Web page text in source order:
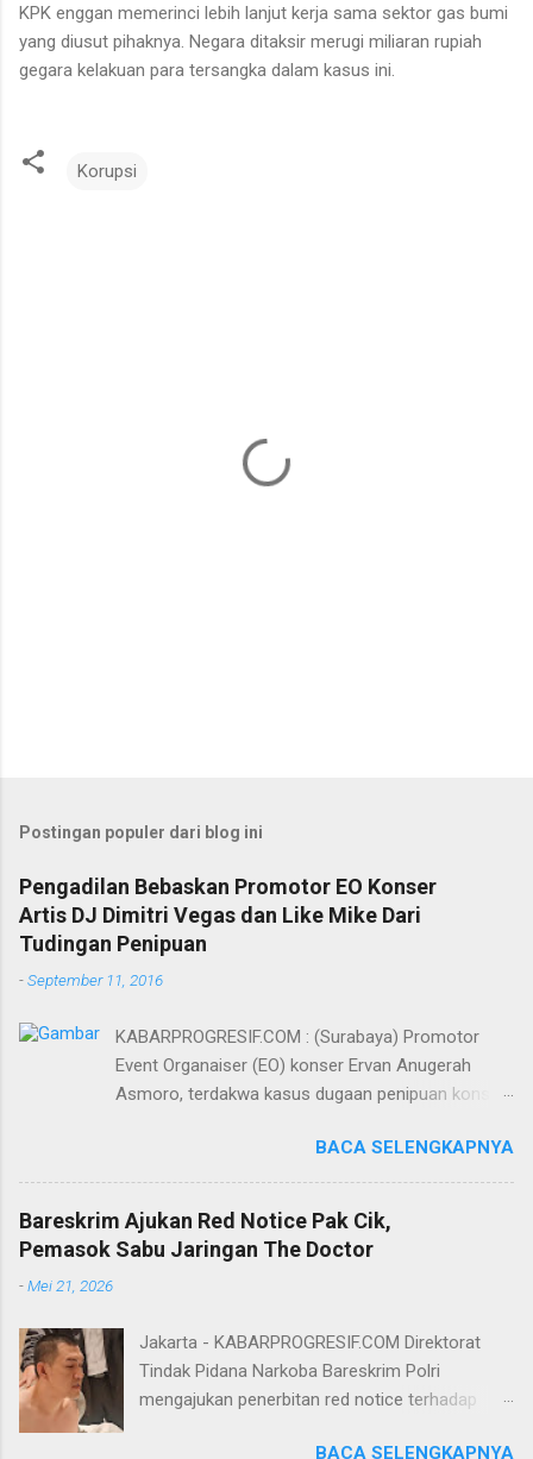
KPK enggan memerinci lebih lanjut kerja sama sektor gas bumi
yang diusut pihaknya. Negara ditaksir merugi miliaran rupiah
gegara kelakuan para tersangka dalam kasus ini.
Korupsi
Postingan populer dari blog ini
Pengadilan Bebaskan Promotor EO Konser
Artis DJ Dimitri Vegas dan Like Mike Dari
Tudingan Penipuan
-September 11, 2016
KABARPROGRESIF.COM : (Surabaya) Promotor
Event Organaiser (EO) konser Ervan Anugerah
Asmoro, terdakwa kasus dugaan penipuan konser
dari tuntutan 1,5 tahun penjara yang diajukan Jaksa
Penuntut Umum (JPU) Darwis dari Kejari Surabaya.
Oleh majelis hakim yang diketuai Sigit Sutanto SH
MH, kasus penipuan yang menjerat Ervan tersebut
dinyatakan bukan perkara pidana. Dalam
terdakwa Ervan tersebut tidak terdapat unsur
penipuan sehingga dianggap bukan merupakan
tindak pidana. Menurut majelis hakim, kasus yang
menjerat Ervan merupakan hubungan hukum
BACA SELENGKAPNYA
Bareskrim Ajukan Red Notice Pak Cik,
Pemasok Sabu Jaringan The Doctor
-Mei 21, 2026
Jakarta - KABARPROGRESIF.COM Direktorat
Tindak Pidana Narkoba Bareskrim Polri
mengajukan penerbitan red notice terhadap
BACA SELENGKAPNYA